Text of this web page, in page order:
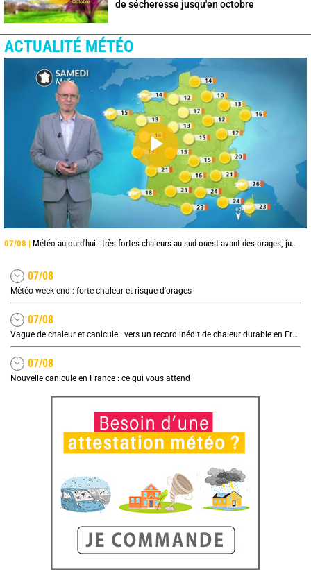
de sécheresse jusqu'en octobre
ACTUALITÉ MÉTÉO
07/08 | Météo aujourd'hui : très fortes chaleurs au sud-ouest avant des orages, jusqu'à 39°C
07/08
Météo week-end : forte chaleur et risque d'orages
07/08
Vague de chaleur et canicule : vers un record inédit de chaleur durable en France
07/08
Nouvelle canicule en France : ce qui vous attend